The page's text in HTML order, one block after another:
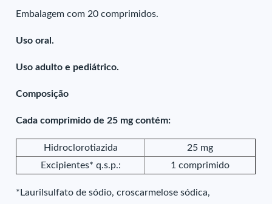
Embalagem com 20 comprimidos.
Uso oral.
Uso adulto e pediátrico.
Composição
Cada comprimido de 25 mg contém:
Hidroclorotiazida
25 mg
Excipientes* q.s.p.:
1 comprimido
*Laurilsulfato de sódio, croscarmelose sódica,